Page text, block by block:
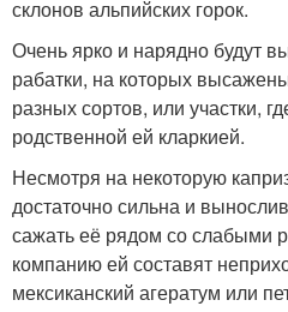
склонов альпийских горок.
Очень ярко и нарядно будут
рабатки, на которых
разных сортов, или участки,
родственной ей кларкией.
Несмотря на некоторую
достаточно сильна и
сажать её рядом со слабыми
компанию ей составят
мексиканский агератум или